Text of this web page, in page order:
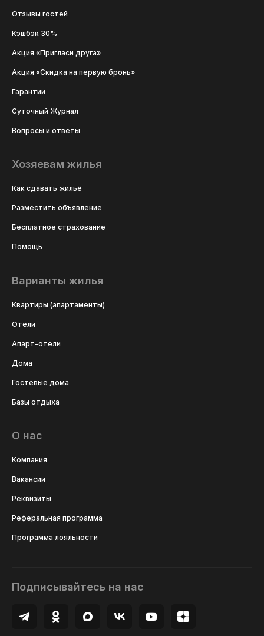
Отзывы гостей
Кэшбэк 30%
Акция «Пригласи друга»
Акция «Скидка на первую бронь»
Гарантии
Суточный Журнал
Вопросы и ответы
Хозяевам жилья
Как сдавать жильё
Разместить объявление
Бесплатное страхование
Помощь
Варианты жилья
Квартиры (апартаменты)
Отели
Апарт-отели
Дома
Гостевые дома
Базы отдыха
О нас
Компания
Вакансии
Реквизиты
Реферальная программа
Программа лояльности
Подписывайтесь на нас